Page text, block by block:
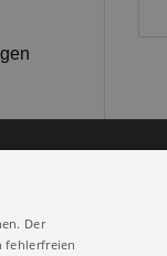
Der
fehlerfreien